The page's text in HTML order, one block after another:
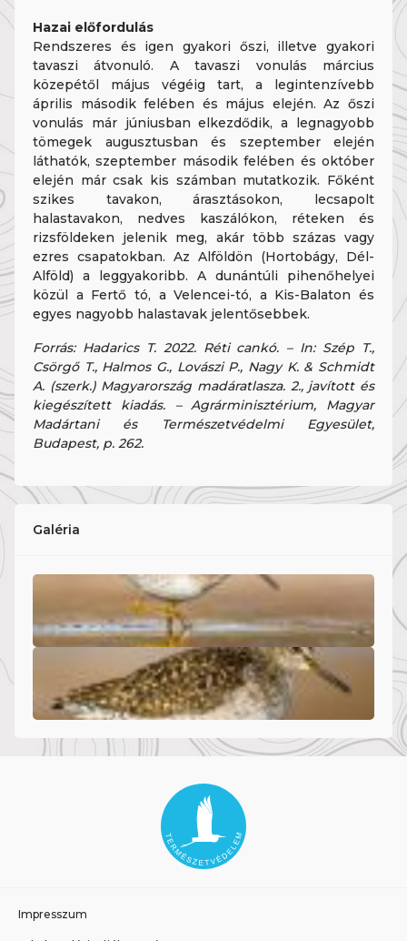
Hazai előfordulás
Rendszeres és igen gyakori őszi, illetve gyakori
tavaszi átvonuló. A tavaszi vonulás március
közepétől május végéig tart, a legintenzívebb
április második felében és május elején. Az őszi
vonulás már júniusban elkezdődik, a legnagyobb
tömegek augusztusban és szeptember elején
láthatók, szeptember második felében és október
elején már csak kis számban mutatkozik. Főként
szikes tavakon, árasztásokon, lecsapolt
halastavakon, nedves kaszálókon, réteken és
rizsföldeken jelenik meg, akár több százas vagy
ezres csapatokban. Az Alföldön (Hortobágy, Dél-
Alföld) a leggyakoribb. A dunántúli pihenőhelyei
közül a Fertő tó, a Velencei-tó, a Kis-Balaton és
egyes nagyobb halastavak jelentősebbek.
Forrás: Hadarics T. 2022. Réti cankó. – In: Szép T.,
Csörgő T., Halmos G., Lovászi P., Nagy K. & Schmidt
A. (szerk.) Magyarország madáratlasza. 2., javított és
kiegészített kiadás. – Agrárminisztérium, Magyar
Madártani és Természetvédelmi Egyesület,
Budapest, p. 262.
Galéria
Impresszum